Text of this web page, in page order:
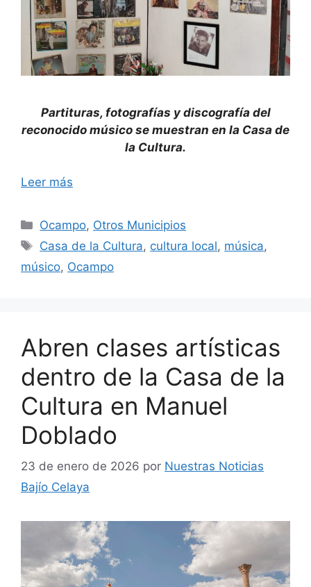
Partituras, fotografías y discografía del
reconocido músico se muestran en la Casa de
la Cultura.
Leer más
Categorías
Ocampo, Otros Municipios
Etiquetas
Casa de la Cultura, cultura local, música,
músico, Ocampo
Abren clases artísticas
dentro de la Casa de la
Cultura en Manuel
Doblado
23 de enero de 2026 por Nuestras Noticias
Bajío Celaya